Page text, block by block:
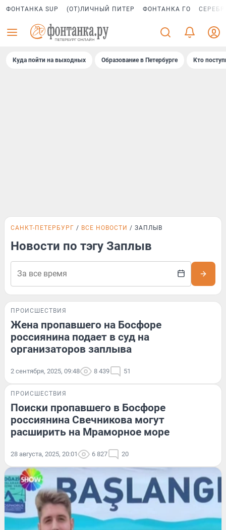
ФОНТАНКА SUP (ОТ)ЛИЧНЫЙ ПИТЕР ФОНТАНКА ГО
Куда пойти на выходных Образование в Петербурге Кто
САНКТ-ПЕТЕРБУРГ ВСЕ НОВОСТИ ЗАПЛЫВ
Новости по тэгу Заплыв
ПРОИСШЕСТВИЯ
Жена пропавшего на Босфоре
россиянина подает в суд на
организаторов заплыва
2 сентября, 2025, 09:48 8 439 51
ПРОИСШЕСТВИЯ
Поиски пропавшего в Босфоре
россиянина Свечникова могут
расширить на Мраморное море
28 августа, 2025, 20:01 6 827 20